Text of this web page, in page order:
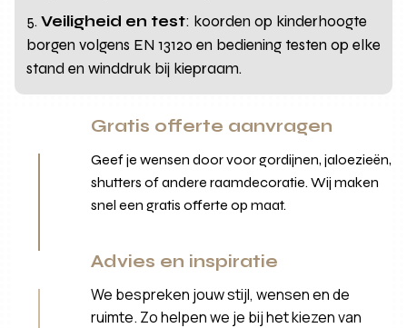
Veiligheid en test: koorden op kinderhoogte
borgen volgens EN 13120 en bediening testen op elke
stand en winddruk bij kiepraam.
Gratis offerte aanvragen
Geef je wensen door voor gordijnen, jaloezieën,
shutters of andere raamdecoratie. Wij maken
snel een gratis offerte op maat.
Advies en inspiratie
We bespreken jouw stijl, wensen en de
ruimte. Zo helpen we je bij het kiezen van